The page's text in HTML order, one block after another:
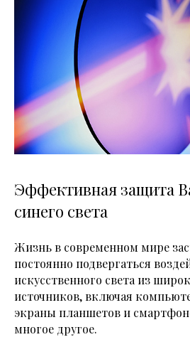
Эффективная защита
синего света
Жизнь в современном мире
постоянно подвергаться
искусственного света из
источников, включая
экраны планшетов и
многое другое.